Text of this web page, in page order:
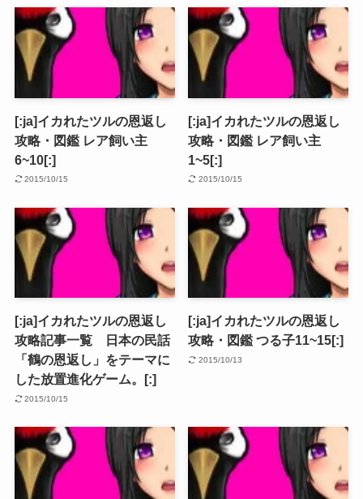
[:ja]イカれたツルの恩返し
攻略・図鑑 レア飼い主
6~10[:]
2015/10/15
[:ja]イカれたツルの恩返し
攻略・図鑑 レア飼い主
1~5[:]
2015/10/15
[:ja]イカれたツルの恩返し
攻略記事一覧 日本の民話
「鶴の恩返し」をテーマに
した放置進化ゲーム。[:]
2015/10/15
[:ja]イカれたツルの恩返し
攻略・図鑑 つる子11~15[:]
2015/10/13